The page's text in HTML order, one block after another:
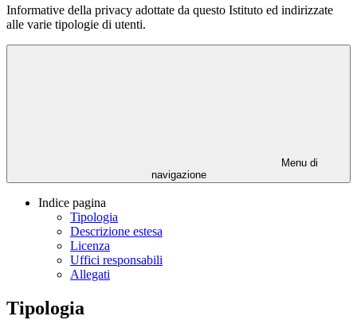
Informative della privacy adottate da questo Istituto ed indirizzate
alle varie tipologie di utenti.
Menu di
navigazione
Indice pagina
Tipologia
Descrizione estesa
Licenza
Uffici responsabili
Allegati
Tipologia